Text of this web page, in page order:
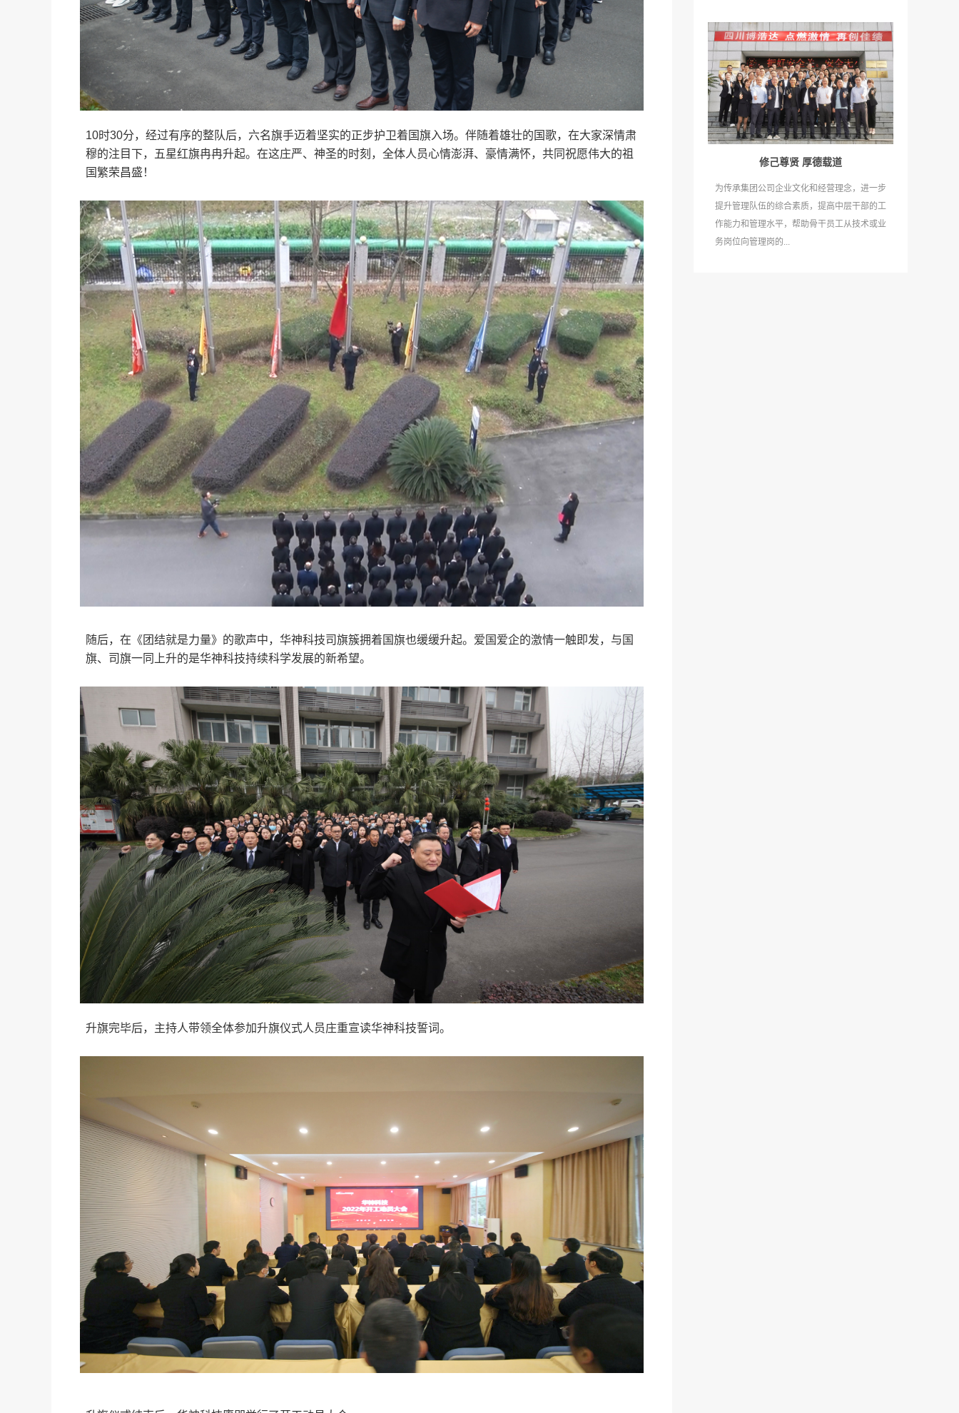
10时30分，经过有序的整队后，六名旗手迈着坚实的正步护卫着国旗入场。伴随着雄壮的国歌，在大家深情肃
穆的注目下，五星红旗冉冉升起。在这庄严、神圣的时刻，全体人员心情澎湃、豪情满怀，共同祝愿伟大的祖
国繁荣昌盛！
随后，在《团结就是力量》的歌声中，华神科技司旗簇拥着国旗也缓缓升起。爱国爱企的激情一触即发，与国
旗、司旗一同上升的是华神科技持续科学发展的新希望。
升旗完毕后，主持人带领全体参加升旗仪式人员庄重宣读华神科技誓词。
修己尊贤 厚德载道
为传承集团公司企业文化和经营理念，进一步
提升管理队伍的综合素质，提高中层干部的工
作能力和管理水平，帮助骨干员工从技术或业
务岗位向管理岗的...